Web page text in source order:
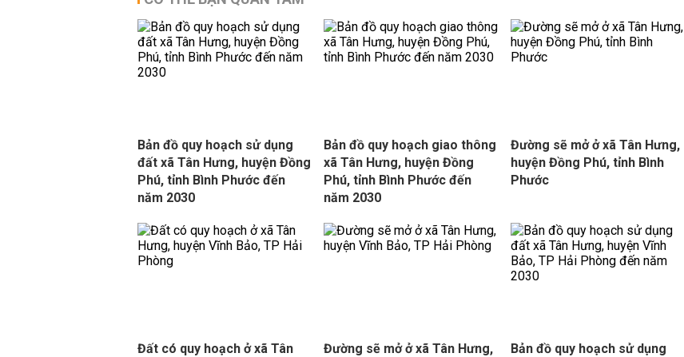
Bản đồ quy hoạch sử dụng
đất xã Tân Hưng, huyện Đồng
Phú, tỉnh Bình Phước đến
năm 2030
Bản đồ quy hoạch giao thông
xã Tân Hưng, huyện Đồng
Phú, tỉnh Bình Phước đến
năm 2030
Đường sẽ mở ở xã Tân Hưng,
huyện Đồng Phú, tỉnh Bình
Phước
Đất có quy hoạch ở xã Tân
Đường sẽ mở ở xã Tân Hưng,
Bản đồ quy hoạch sử dụng